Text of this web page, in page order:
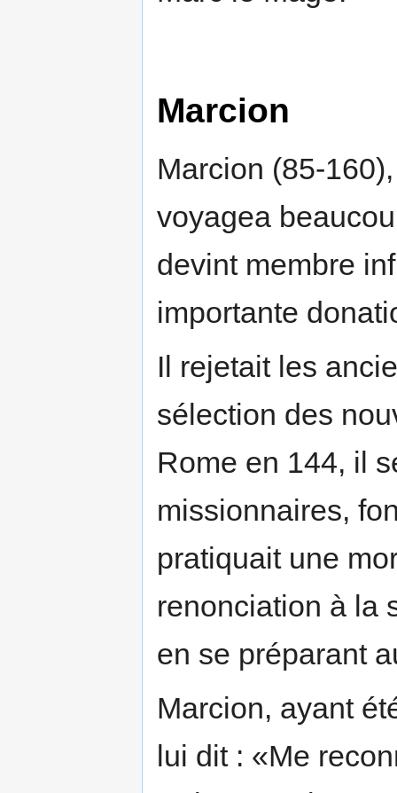
Marcion
Marcion (85-
voyagea
devint membre
importante
Il rejetait les
sélection des
Rome en 144, il
missionnaires,
pratiquait une
renonciation à la
en se préparant
Marcion, ayant
lui dit : «Me